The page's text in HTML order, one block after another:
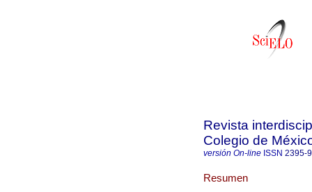
Revista
Colegio de
versión On-line ISSN 2395-
Resumen